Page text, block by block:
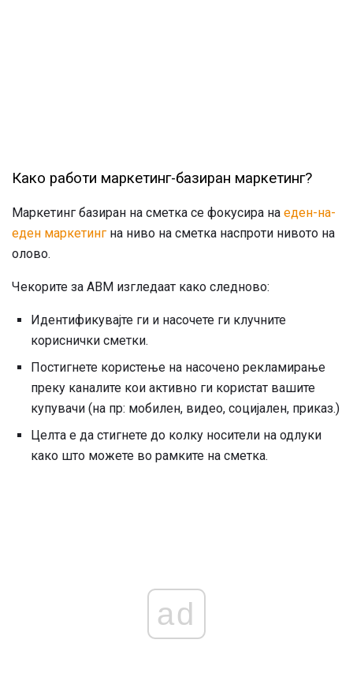
Како работи маркетинг-базиран маркетинг?
Маркетинг базиран на сметка се фокусира на еден-на-
еден маркетинг на ниво на сметка наспроти нивото на
олово.
Чекорите за ABM изгледаат како следново:
Идентификувајте ги и насочете ги клучните
кориснички сметки.
Постигнете користење на насочено рекламирање
преку каналите кои активно ги користат вашите
купувачи (на пр: мобилен, видео, социјален, приказ.)
Целта е да стигнете до колку носители на одлуки
како што можете во рамките на сметка.
ad